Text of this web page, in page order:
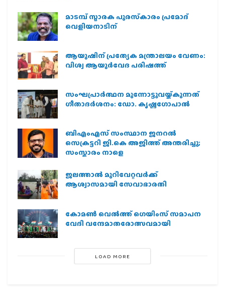
മാടമ്പ് സ്മാരക പുരസ്‌കാരം പ്രമോദ്
വെളിയനാടിന്
ആയുഷിന് പ്രത്യേക മന്ത്രാലയം വേണം:
വിശ്വ ആയുര്‍വേദ പരിഷത്ത്
സംഘപ്രാര്‍ത്ഥന മുന്നോട്ടുവയ്ക്കുന്നത്
ഗീതാദര്‍ശനം: ഡോ. കൃഷ്ണഗോപാല്‍
ബിഎംഎസ് സംസ്ഥാന ജനറൽ
സെക്രട്ടറി ജി.കെ അജിത്ത് അന്തരിച്ചു;
സംസ്കാരം നാളെ
ജലത്താല്‍ മുറിവേറ്റവര്‍ക്ക്
ആശ്വാസമായി സേവാഭാരതി
കോമൺ വെൽത്ത് ഗെയിംസ് സമാപന
വേദി വന്ദേമാതരോത്സവമായി
LOAD MORE